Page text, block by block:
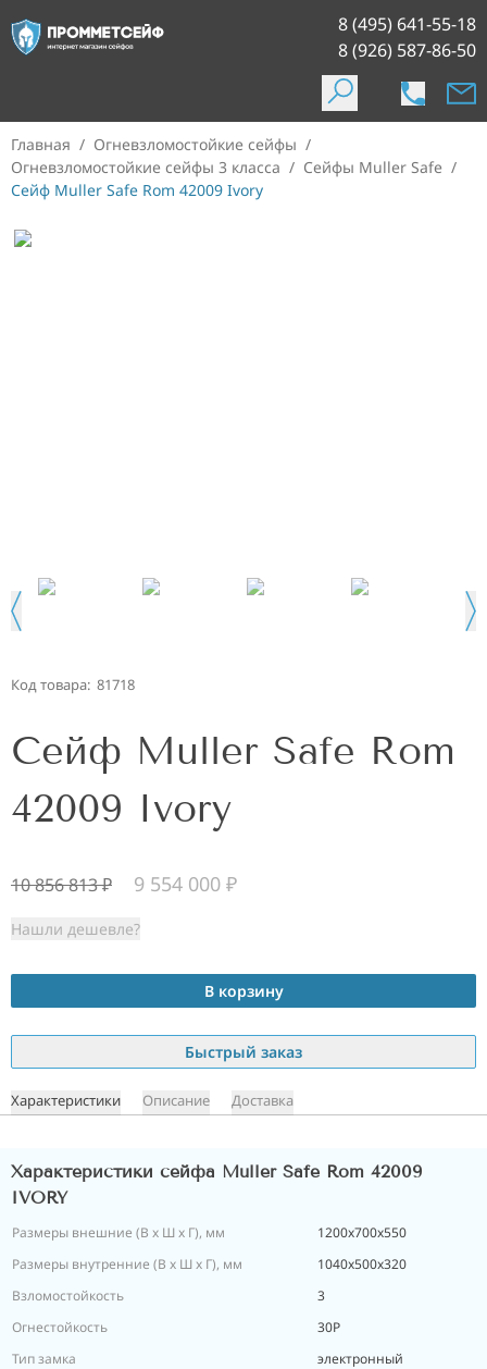
8 (495) 641-55-18
8 (926) 587-86-50
Главная / Огневзломостойкие сейфы /
Огневзломостойкие сейфы 3 класса / Сейфы Muller Safe /
Сейф Muller Safe Rom 42009 Ivory
Код товара: 81718
Сейф Muller Safe Rom
42009 Ivory
10 856 813₽ 9 554 000 ₽
Нашли дешевле?
В корзину
Быстрый заказ
Характеристики Описание Доставка
Характеристики сейфа Muller Safe Rom 42009
IVORY
Размеры внешние (В х Ш х Г), мм
1200х700х550
Размеры внутренние (В х Ш х Г), мм
1040х500х320
Взломостойкость
3
Огнестойкость
30P
Тип замка
электронный